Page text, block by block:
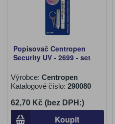
Popisovač Centropen
Security UV - 2699 - set
Výrobce: Centropen
Katalogové číslo: 290080
62,70 Kč (bez DPH:)
Koupit